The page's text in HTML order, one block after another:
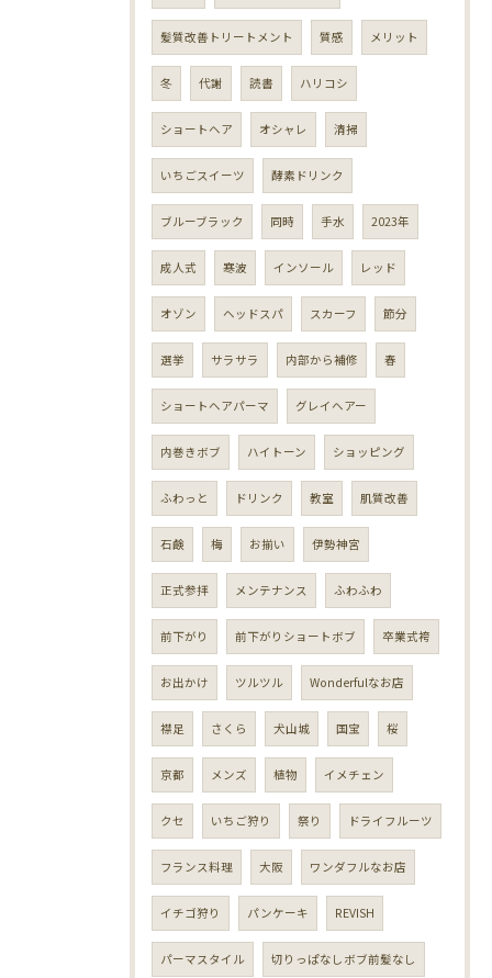
髪質改善トリートメント 質感 メリット
冬 代謝 読書 ハリコシ
ショートヘア オシャレ 清掃
いちごスイーツ 酵素ドリンク
ブルーブラック 同時 手水 2023年
成人式 寒波 インソール レッド
オゾン ヘッドスパ スカーフ 節分
選挙 サラサラ 内部から補修 春
ショートヘアパーマ グレイヘアー
内巻きボブ ハイトーン ショッピング
ふわっと ドリンク 教室 肌質改善
石鹸 梅 お揃い 伊勢神宮
正式参拝 メンテナンス ふわふわ
前下がり 前下がりショートボブ 卒業式袴
お出かけ ツルツル Wonderfulなお店
襟足 さくら 犬山城 国宝 桜
京都 メンズ 植物 イメチェン
クセ いちご狩り 祭り ドライフルーツ
フランス料理 大阪 ワンダフルなお店
イチゴ狩り パンケーキ REVISH
パーマスタイル 切りっぱなしボブ前髪なし